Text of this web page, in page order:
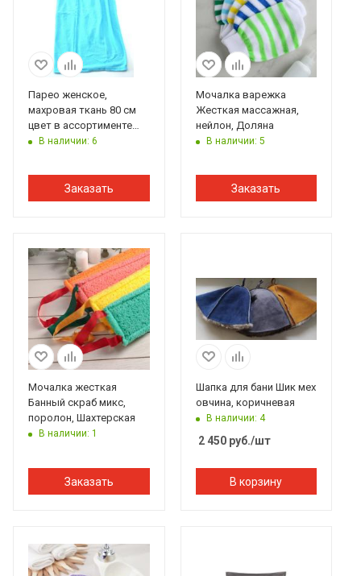
Парео женское,
махровая ткань 80 см
цвет в ассортименте
"Mr.Venikoff"
В наличии: 6
Заказать
Мочалка варежка
Жесткая массажная,
нейлон, Доляна
В наличии: 5
Заказать
Мочалка жесткая
Банный скраб микс,
поролон, Шахтерская
В наличии: 1
Заказать
Шапка для бани Шик мех
овчина, коричневая
В наличии: 4
2 450руб./шт
В корзину